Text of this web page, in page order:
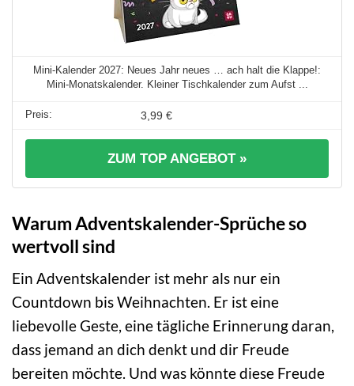
Mini-Kalender 2027: Neues Jahr neues … ach halt die Klappe!:
Mini-Monatskalender. Kleiner Tischkalender zum Aufst ...
3,99 €
ZUM TOP ANGEBOT »
Warum Adventskalender-Sprüche so
wertvoll sind
Ein Adventskalender ist mehr als nur ein
Countdown bis Weihnachten. Er ist eine
liebevolle Geste, eine tägliche Erinnerung daran,
dass jemand an dich denkt und dir Freude
bereiten möchte. Und was könnte diese Freude